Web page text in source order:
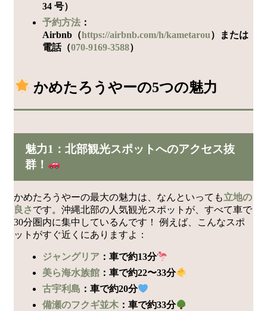
34 号）
予約方法 ：
Airbnb（https://airbnb.com/h/kametarou）または
電話（070-9169-3588）
かめたろうやーの5つの魅力
魅力1：北部観光スポットへのアクセス抜
群！
かめたろうやーの最大の魅力は、なんといっても立地の
良さです。沖縄北部の人気観光スポットが、すべて車で
30分圏内に集中しているんです！ 例えば、こんなスポ
ットがすぐ近くにありますよ：
ジャングリア ：車で約13分
美ら海水族館 ：車で約22〜33分
古宇利島 ：車で約20分
備瀬のフクギ並木 ：車で約33分